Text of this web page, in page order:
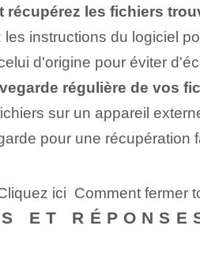
récupérez les fichiers
les instructions du logiciel
d'origine pour éviter
régulière de vos
sur un appareil
pour une récupération
ici Comment fermer
ET